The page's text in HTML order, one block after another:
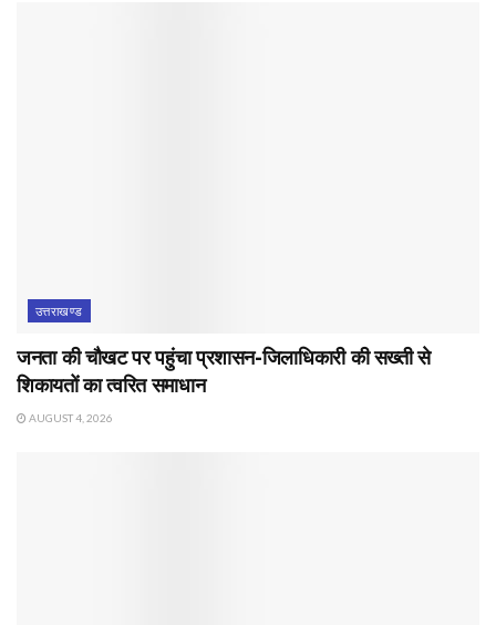
उत्तराखण्ड
जनता की चौखट पर पहुंचा प्रशासन-जिलाधिकारी की सख्ती से
शिकायतों का त्वरित समाधान
AUGUST 4, 2026